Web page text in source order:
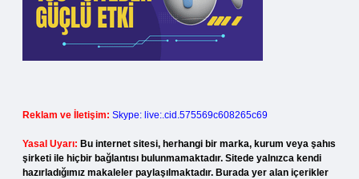
Reklam ve İletişim: Skype: live:.cid.575569c608265c69
Yasal Uyarı: Bu internet sitesi, herhangi bir marka, kurum veya şahıs
şirketi ile hiçbir bağlantısı bulunmamaktadır. Sitede yalnızca kendi
hazırladığımız makaleler paylaşılmaktadır. Burada yer alan içerikler